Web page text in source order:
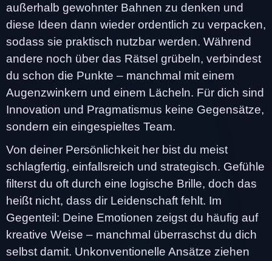
außerhalb gewohnter Bahnen zu denken und
diese Ideen dann wieder ordentlich zu verpacken,
sodass sie praktisch nutzbar werden. Während
andere noch über das Rätsel grübeln, verbindest
du schon die Punkte – manchmal mit einem
Augenzwinkern und einem Lächeln. Für dich sind
Innovation und Pragmatismus keine Gegensätze,
sondern ein eingespieltes Team.
Von deiner Persönlichkeit her bist du meist
schlagfertig, einfallsreich und strategisch. Gefühle
filterst du oft durch eine logische Brille, doch das
heißt nicht, dass dir Leidenschaft fehlt. Im
Gegenteil: Deine Emotionen zeigst du häufig auf
kreative Weise – manchmal überraschst du dich
selbst damit. Unkonventionelle Ansätze ziehen